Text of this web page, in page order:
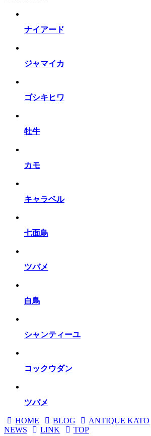
ナイアード
ジャマイカ
ゴシキヒワ
牡牛
カモ
キャラベル
七面鳥
ツバメ
白鳥
シャンティーユ
コックウダン
ツバメ
HOME BLOG ANTIQUE KATO
NEWS
LINK TOP